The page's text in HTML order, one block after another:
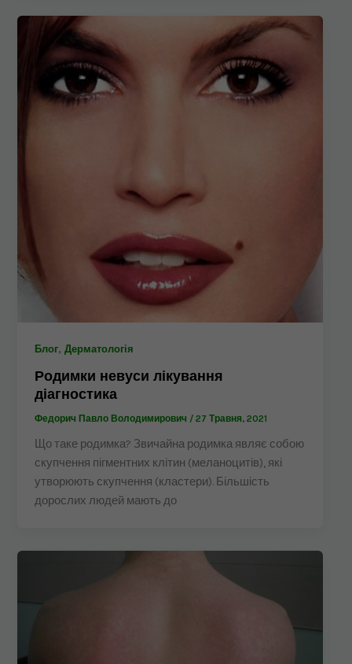
Блог,Дерматологія
Родимки невуси лікування
діагностика
Федорич Павло Володимирович /27 Травня, 2021
Що таке родимка? Звичайна родимка являє собою
скупчення пігментних клітин (меланоцитів), які
утворюють скупчення (кластери). Більшість
дорослих людей мають до